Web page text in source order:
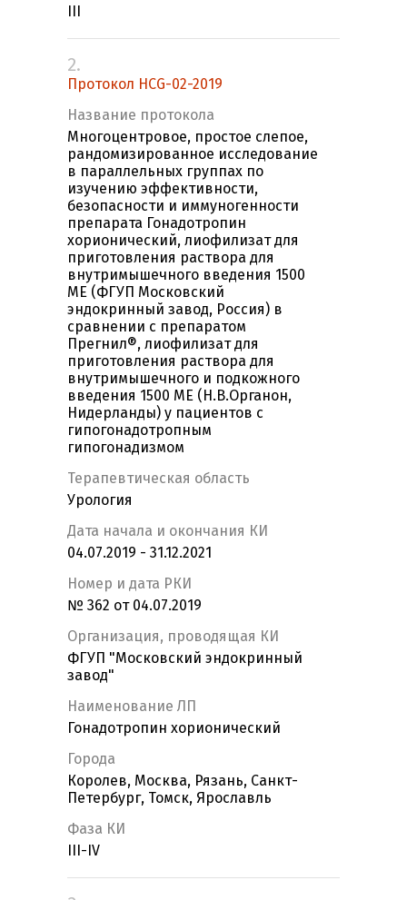
2.
Протокол HCG-02-2019
Название протокола
Многоцентровое, простое слепое,
рандомизированное исследование
в параллельных группах по
изучению эффективности,
безопасности и иммуногенности
препарата Гонадотропин
хорионический, лиофилизат для
приготовления раствора для
внутримышечного введения 1500
МЕ (ФГУП Московский
эндокринный завод, Россия) в
сравнении с препаратом
Прегнил®, лиофилизат для
приготовления раствора для
внутримышечного и подкожного
введения 1500 МЕ (Н.В.Органон,
Нидерланды) у пациентов с
гипогонадотропным
гипогонадизмом
Терапевтическая область
Урология
Дата начала и окончания КИ
04.07.2019 - 31.12.2021
Номер и дата РКИ
№ 362 от 04.07.2019
Организация, проводящая КИ
ФГУП "Московский эндокринный
завод"
Наименование ЛП
Гонадотропин хорионический
Города
Королев, Москва, Рязань, Санкт-
Петербург, Томск, Ярославль
Фаза КИ
III-IV